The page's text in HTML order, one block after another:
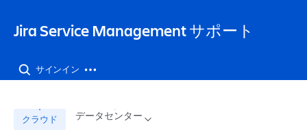
Jira Service Management サポート
サインイン
クラウド データセンター